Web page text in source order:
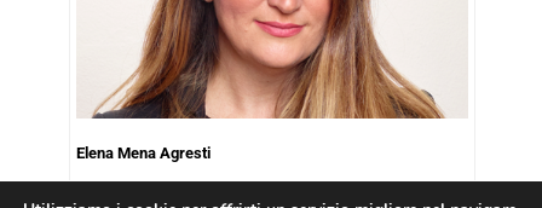
Elena Mena Agresti